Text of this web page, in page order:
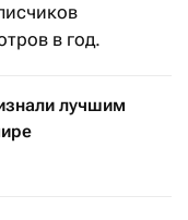
в год.
лучшим